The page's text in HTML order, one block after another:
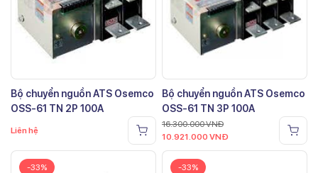
Bộ chuyển nguồn ATS Osemco
OSS-61 TN 2P 100A
Liên hệ
Bộ chuyển nguồn ATS Osemco
OSS-61 TN 3P 100A
16.300.000VNĐ
10.921.000 VNĐ
-33% -33%